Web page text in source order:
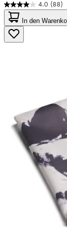
4.0 (88)
4.0
von
5
Sternen.
88
In den